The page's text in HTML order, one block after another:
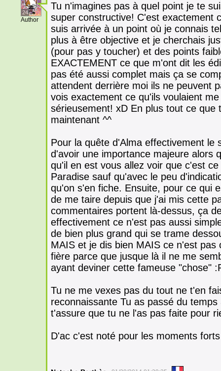
24
Author
Tu n'imagines pas à quel point je te
super constructive! C'est exactement
suis arrivée à un point où je connais
plus à être objective et je cherchais
(pour pas y toucher) et des points
EXACTEMENT ce que m'ont dit les
pas été aussi complet mais ça se
attendent derrière moi ils ne peuvent
vois exactement ce qu'ils voulaient
sérieusement! xD En plus tout ce que
maintenant ^^
Pour la quête d'Alma effectivement le
d'avoir une importance majeure alors
qu'il en est vous allez voir que c'est
Paradise sauf qu'avec le peu
qu'on s'en fiche. Ensuite, pour ce qui
de me taire depuis que j'ai mis cette
commentaires portent là-dessus, ça
effectivement ce n'est pas aussi
de bien plus grand qui se trame
MAIS et je dis bien MAIS ce n'est
fière parce que jusque là il ne me
ayant deviner cette fameuse "chose"
Tu ne me vexes pas du tout ne t'en
reconnaissante Tu as passé du
t'assure que tu ne l'as pas faite pour
D'ac c'est noté pour les moments